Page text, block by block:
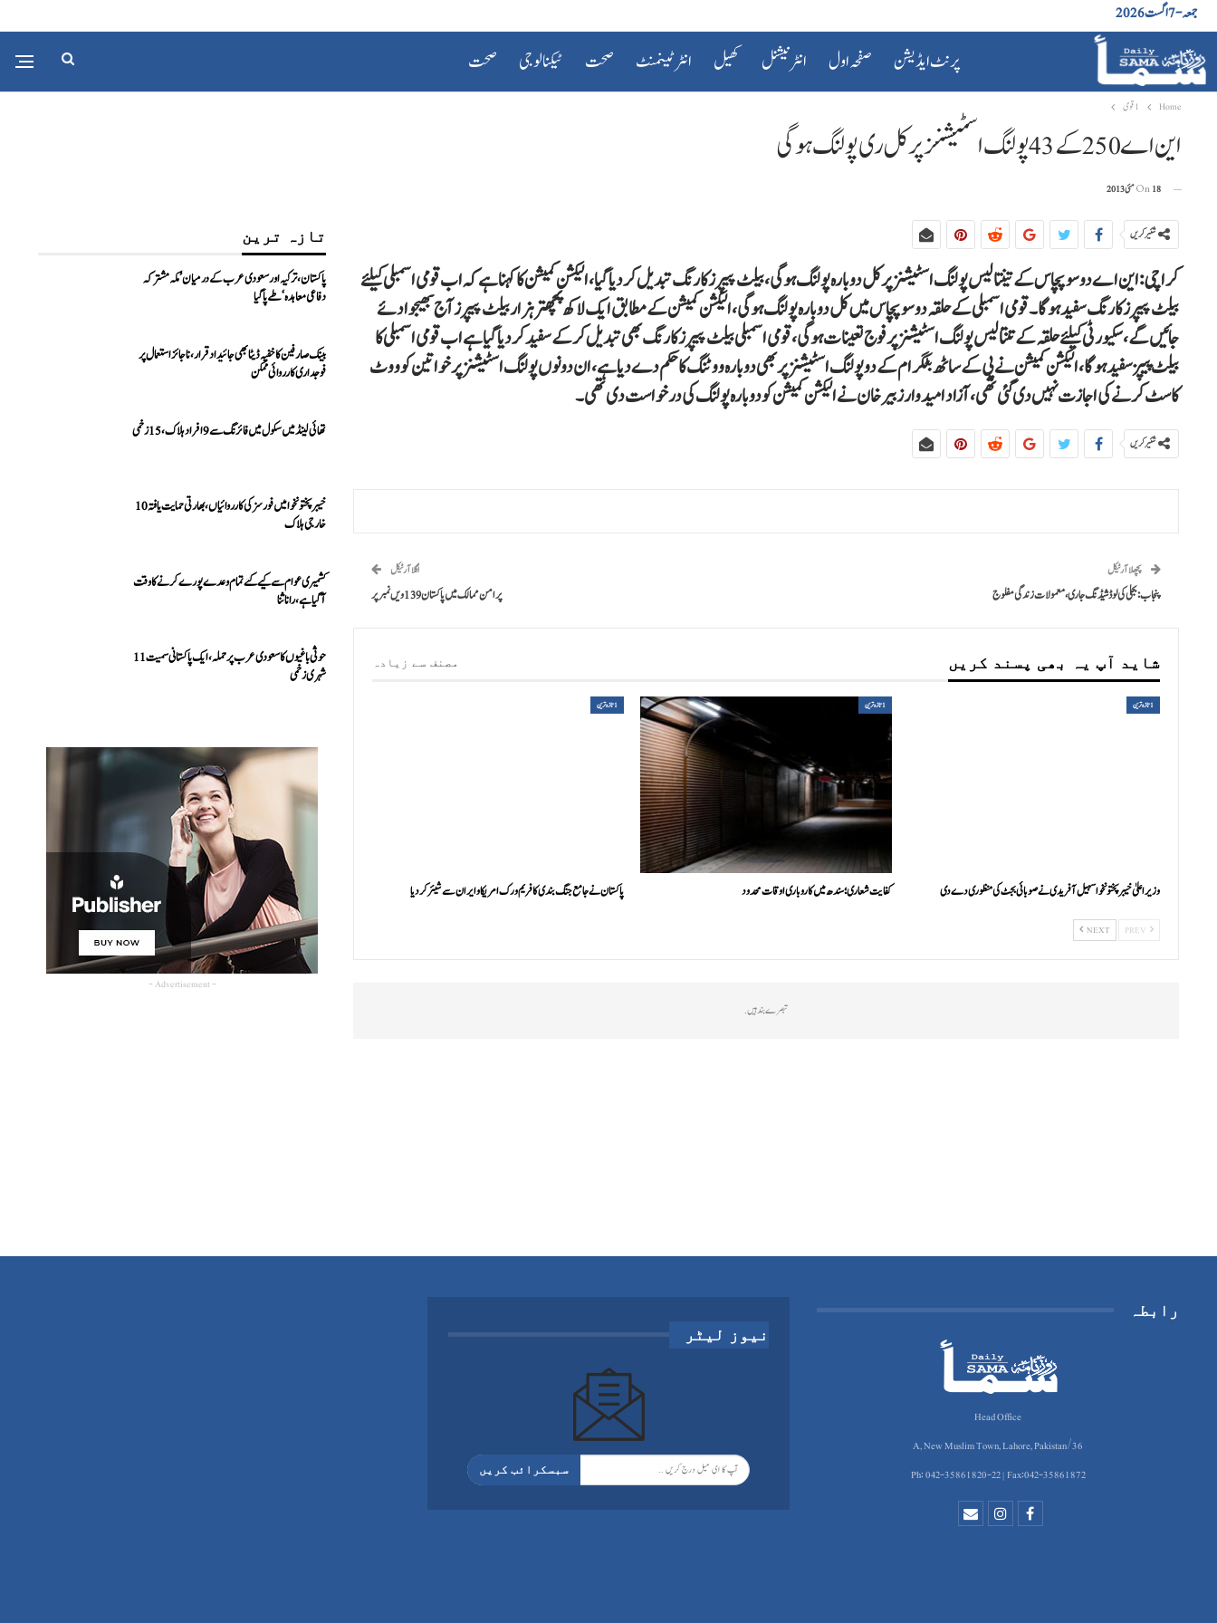
جمعہ - 7 اگست 2026
پرنٹ ایڈیشن صفحہ اول انٹرنیشنل کھیل انٹرٹینمنٹ صحت ٹیکنالوجی صحت
Home 1 قومی
این اے 250 کے 43 پولنگ اسٹیشنز پر کل ری پولنگ ہوگی
On18 مئی 2013
شئیر کریں
کراچی: این اے دو سو پچاس کے تینتالیس پولنگ اسٹیشنز پر کل دوبارہ پولنگ ہوگی،بیلٹ پیپرز کا رنگ تبدیل کر دیا گیا،الیکشن کمیشن کا کہنا ہے کہ اب قومی اسمبلی کیلئے
بیلٹ پیپرز کا رنگ سفید ہو گا۔قومی اسمبلی کے حلقہ دوسو پچاس میں کل دوبارہ پولنگ ہو گی، الیکشن کمیشن کے مطابق ایک لاکھ پچھتر ہزار بیلٹ پیپرز آج بھیجوادئے
جائیں گے، سکیورٹی کیلئے حلقہ کے تنتالیس پولنگ اسٹیشنز پر فوج تعینات ہو گی، قومی اسمبلی بیلٹ پیپرز کا رنگ بھی تبدیل کر کے سفید کر دیا گیا ہے اب قومی اسمبلی کا
بیلٹ پیپز سفید ہوگا،الیکشن کمیشن نے پی کے سا ٹھ بٹگرام کے دو پولنگ اسٹیشنز پر بھی دوبارہ ووٹنگ کا حکم دے دیا ہے، ان دونوں پولنگ اسٹیشنز پر خواتین کو وو ٹ
کاسٹ کرنے کی اجازت نہیں دی گئی تھی ،آزاد امیدوار زبیر خان نے الیکشن کمیشن کو دوبارہ پولنگ کی درخواست دی تھی۔
شئیر کریں
پچھلا آرٹیکل
پنجاب:بجلی کی لوڈشیڈنگ جاری،معمولات زندگی مفلوج
اگلا آرٹیکل
پر امن ممالک میں پاکستان139 ویں نمبر پر
شاید آپ یہ بھی پسند کریں مصنف سے زیادہ
1تازہ ترین
وزیراعلیٰ خیبرپختونخوا سہیل آفریدی نے صوبائی بجٹ کی منظوری دے دی
1تازہ ترین
کفایت شعاری؛ سندھ میں کاروباری اوقات محدود
1تازہ ترین
پاکستان نے جامع جنگ بندی کا فریم ورک امریکا و ایران سے شیئر کر دیا
NEXT
تبصرے بند ہیں.
تازہ ترین
پاکستان، ترکیہ اور سعودی عرب کے درمیان ’مکہ مشترکہ
دفاعی معاہدہ‘ طے پا گیا
بینک صارفین کا خفیہ ڈیٹا بھی جائیداد قرار، ناجائز استعمال پر
فوجداری کارروائی ممکن
تھائی لینڈ میں سکول میں فائرنگ سے 9 افراد ہلاک، 15 زخمی
خیبرپختونخوا میں فورسز کی کارروائیاں، بھارتی حمایت یافتہ 10
خارجی ہلاک
کشمیری عوام سے کیے گئے تمام وعدے پورے کرنے کا وقت
آ گیا ہے، رانا ثنا
حوثی باغیوں کا سعودی عرب پر حملہ، ایک پاکستانی سمیت 11
شہری زخمی
- Advertisement -
رابطہ
Head Office
36/A, New Muslim Town, Lahore, Pakistan
Ph: 042-35861820-22 | Fax:042-35861872
نیوز لیٹر
سبسکرائب کریں